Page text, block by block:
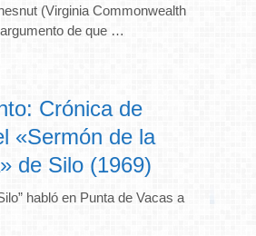
(Virginia Commonwealth
de que …
Crónica de
«Sermón de la
de Silo (1969)
habló en Punta de Vacas a